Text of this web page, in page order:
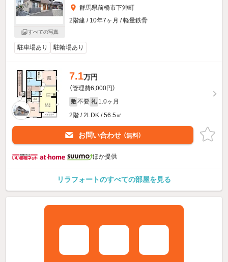
すべての写真
群馬県前橋市下沖町
2階建 / 10年7ヶ月 / 軽量鉄骨
駐車場あり 駐輪場あり
7.1万円
（管理費6,000円）
敷 不要 礼 1.0ヶ月
2階 / 2LDK / 56.5㎡
お問い合わせ （無料）
ほか提供
リラフォートのすべての部屋を見る